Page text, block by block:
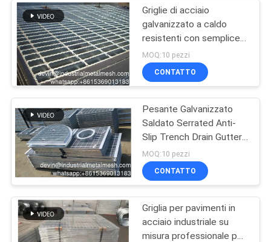
Acciaio inox tessuto
a rete metallica
Maglia dello
schermo della
mosca
190
Griglie di acciaio
galvanizzato a caldo
resistenti con semplice
installazione
MOQ:10 pezzi
CONTATTO
Pesante Galvanizzato
Saldato Serrated Anti-
Slip Trench Drain Gutter
Cover Plate Industrial
Floor Walkway Platform
Bar di acciaio Griglia
MOQ:10 pezzi
CONTATTO
Griglia per pavimenti in
acciaio industriale su
misura professionale per